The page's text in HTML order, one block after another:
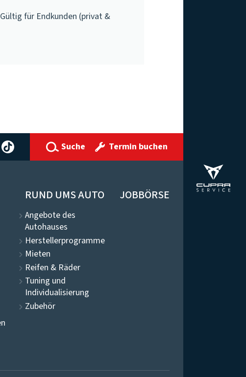
für Endkunden (privat &
Suche Termin buchen
RUND UMS AUTO
Angebote des
Autohauses
Herstellerprogramme
Mieten
Reifen & Räder
Tuning und
Individualisierung
Zubehör
JOBBÖRSE